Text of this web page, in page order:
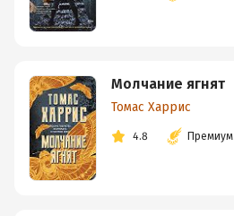
Молчание ягнят
Томас Харрис
4.8 Премиум